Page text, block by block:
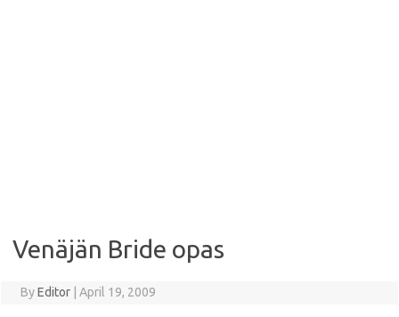
Venäjän Bride opas
ByEditor April 19, 2009